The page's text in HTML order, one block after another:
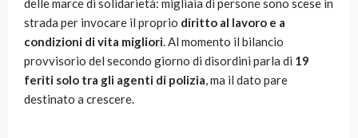
delle marce di solidarietà: migliaia di persone sono scese in
strada per invocare il proprio diritto al lavoro e a
condizioni di vita migliori. Al momento il bilancio
provvisorio del secondo giorno di disordini parla di 19
feriti solo tra gli agenti di polizia, ma il dato pare
destinato a crescere.